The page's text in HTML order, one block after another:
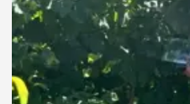
21.07.2026 Gündem